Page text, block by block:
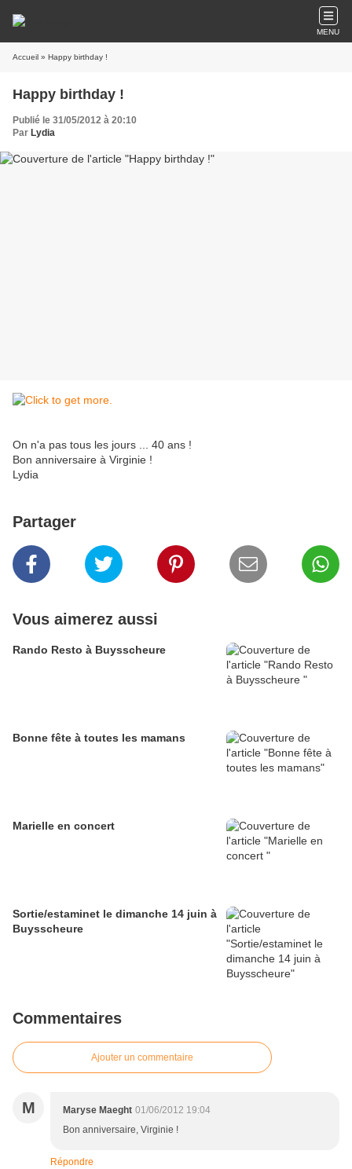
MENU
Accueil » Happy birthday !
Happy birthday !
Publié le 31/05/2012 à 20:10
Par Lydia
On n'a pas tous les jours ... 40 ans !
Bon anniversaire à Virginie !
Lydia
Partager
Vous aimerez aussi
Rando Resto à Buysscheure
Bonne fête à toutes les mamans
Marielle en concert
Sortie/estaminet le dimanche 14 juin à
Buysscheure
Commentaires
Ajouter un commentaire
M Maryse Maeght 01/06/2012 19:04
Bon anniversaire, Virginie !
Répondre